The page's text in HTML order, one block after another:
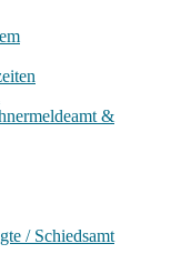
&
/ Schiedsamt